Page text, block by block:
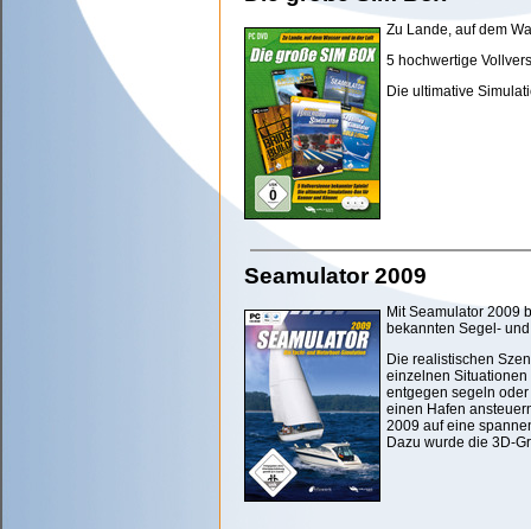
Zu Lande, auf dem
5 hochwertige
Die ultimative
Seamulator 2009
Mit Seamulator 2009
bekannten Segel-
Die realistischen
einzelnen Situationen
entgegen segeln
einen Hafen
2009 auf eine
Dazu wurde die 3D-